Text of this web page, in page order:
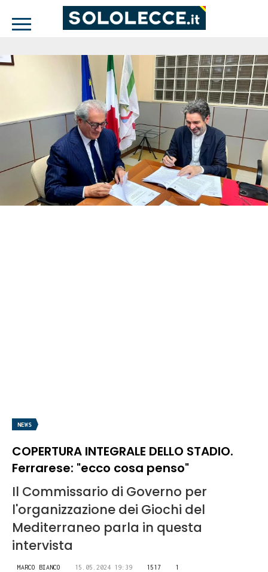
NEWS
COPERTURA INTEGRALE DELLO STADIO.
Ferrarese: "ecco cosa penso"
Il Commissario di Governo per
l'organizzazione dei Giochi del
Mediterraneo parla in questa
intervista
MARCO BIANCO 15.05.2024 19:39 1517 1